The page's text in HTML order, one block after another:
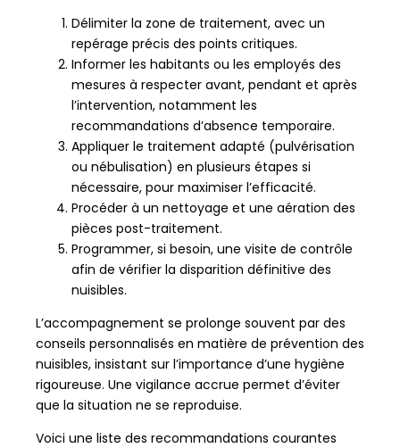
Délimiter la zone de traitement, avec un
repérage précis des points critiques.
Informer les habitants ou les employés des
mesures à respecter avant, pendant et après
l’intervention, notamment les
recommandations d’absence temporaire.
Appliquer le traitement adapté (pulvérisation
ou nébulisation) en plusieurs étapes si
nécessaire, pour maximiser l’efficacité.
Procéder à un nettoyage et une aération des
pièces post-traitement.
Programmer, si besoin, une visite de contrôle
afin de vérifier la disparition définitive des
nuisibles.
L’accompagnement se prolonge souvent par des
conseils personnalisés en matière de prévention des
nuisibles, insistant sur l’importance d’une hygiène
rigoureuse. Une vigilance accrue permet d’éviter
que la situation ne se reproduise.
Voici une liste des recommandations courantes